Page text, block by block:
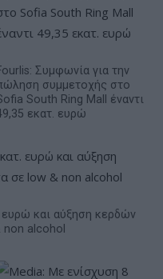
Συμφωνία για την
συμμετοχής στο
South Ring Mall έναντι
εκατ. ευρώ
ευρώ και αύξηση κερδών
non alcohol